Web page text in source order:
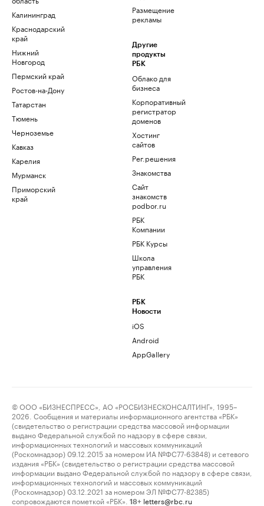
Калининград
Краснодарский
край
Нижний
Новгород
Пермский край
Ростов-на-Дону
Татарстан
Тюмень
Черноземье
Кавказ
Карелия
Мурманск
Приморский
край
Размещение
рекламы
Другие
продукты
РБК
Облако для
бизнеса
Корпоративный
регистратор
доменов
Хостинг
сайтов
Рег.решения
Знакомства
Сайт
знакомств
podbor.ru
РБК
Компании
РБК Курсы
Школа
управления
РБК
РБК
Новости
iOS
Android
AppGallery
© ООО «БИЗНЕСПРЕСС», АО «РОСБИЗНЕСКОНСАЛТИНГ», 1995–
2026. Сообщения и материалы информационного агентства «РБК»
(свидетельство о регистрации средства массовой информации
выдано Федеральной службой по надзору в сфере связи,
информационных технологий и массовых коммуникаций
(Роскомнадзор) 09.12.2015 за номером ИА №ФС77-63848) и сетевого
издания «РБК» (свидетельство о регистрации средства массовой
информации выдано Федеральной службой по надзору в сфере связи,
информационных технологий и массовых коммуникаций
(Роскомнадзор) 03.12.2021 за номером ЭЛ №ФС77-82385)
сопровождаются пометкой «РБК».
18+ letters@rbc.ru